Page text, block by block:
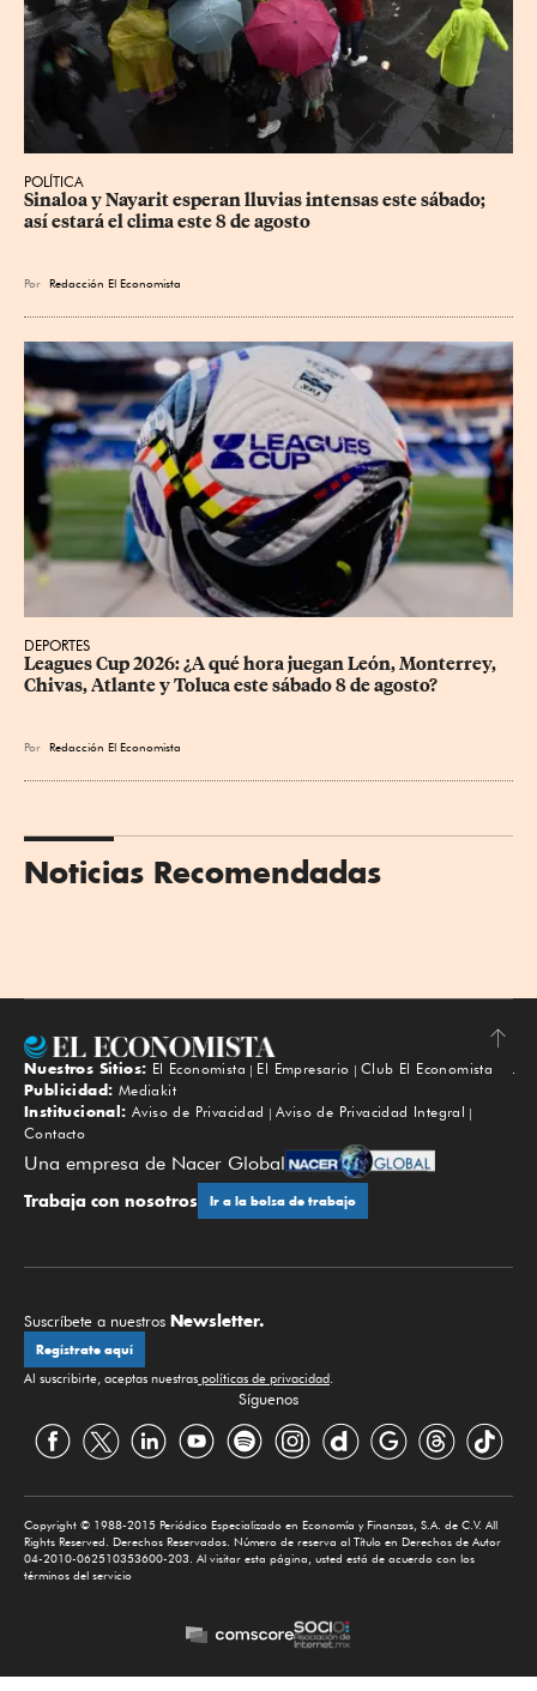
POLÍTICA
Sinaloa y Nayarit esperan lluvias intensas este sábado;
así estará el clima este 8 de agosto
Por Redacción El Economista
DEPORTES
Leagues Cup 2026: ¿A qué hora juegan León, Monterrey,
Chivas, Atlante y Toluca este sábado 8 de agosto?
Por Redacción El Economista
Noticias Recomendadas
Subir
Nuestros Sitios: El Economista El Empresario
Club El Economista
Publicidad: Mediakit
Institucional: Aviso de Privacidad
Aviso de Privacidad Integral
Contacto
Una empresa de Nacer Global
Trabaja con nosotros Ir a la bolsa de trabajo
Suscríbete a nuestros Newsletter.
Regístrate aquí
Al suscribirte, aceptas nuestras políticas de privacidad
Síguenos
Copyright © 1988-2015 Periódico Especializado en Economía y Finanzas, S.A. de C.V. All
Rights Reserved. Derechos Reservados. Número de reserva al Título en Derechos de Autor
04-2010-062510353600-203. Al visitar esta página, usted está de acuerdo con los
términos del servicio